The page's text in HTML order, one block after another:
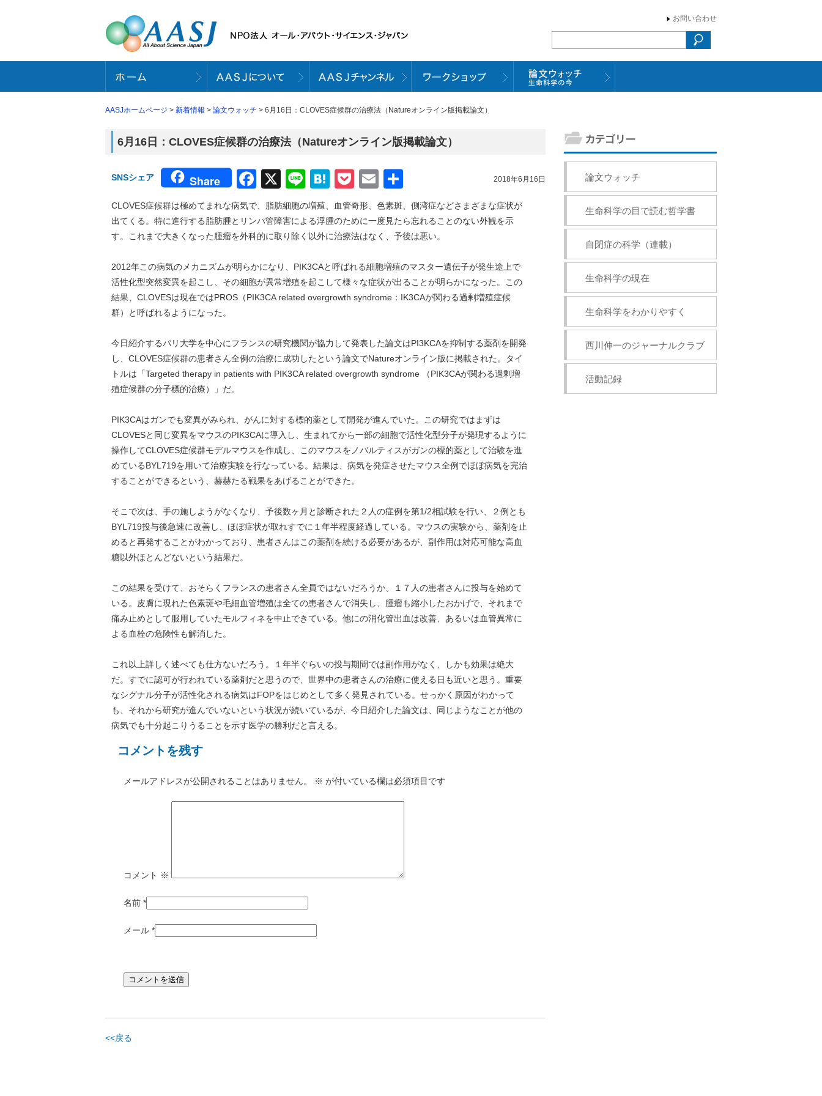
お問い合わせ
AASJホームページ > 新着情報 > 論文ウォッチ > 6月16日：CLOVES症候群の治療法（Natureオンライン版掲載論文）
6月16日：CLOVES症候群の治療法（Natureオンライン版掲載論文）
2018年6月16日
SNSシェア Share Facebook
X LineHatena
Pocket
Email
有
CLOVES症候群は極めてまれな病気で、脂肪細胞の増殖、血管奇形、色素斑、側湾症などさまざまな症状が
出てくる。特に進行する脂肪腫とリンパ管障害による浮腫のために一度見たら忘れることのない外観を示
す。これまで大きくなった腫瘤を外科的に取り除く以外に治療法はなく、予後は悪い。
2012年この病気のメカニズムが明らかになり、PIK3CAと呼ばれる細胞増殖のマスター遺伝子が発生途上で
活性化型突然変異を起こし、その細胞が異常増殖を起こして様々な症状が出ることが明らかになった。この
結果、CLOVESは現在ではPROS（PIK3CA related overgrowth syndrome：IK3CAが関わる過剰増殖症候
群）と呼ばれるようになった。
今日紹介するパリ大学を中心にフランスの研究機関が協力して発表した論文はPI3KCAを抑制する薬剤を開発
し、CLOVES症候群の患者さん全例の治療に成功したという論文でNatureオンライン版に掲載された。タイ
トルは「Targeted therapy in patients with PIK3CA related overgrowth syndrome （PIK3CAが関わる過剰増
殖症候群の分子標的治療）」だ。
PIK3CAはガンでも変異がみられ、がんに対する標的薬として開発が進んでいた。この研究ではまずは
CLOVESと同じ変異をマウスのPIK3CAに導入し、生まれてから一部の細胞で活性化型分子が発現するように
操作してCLOVES症候群モデルマウスを作成し、このマウスをノバルティスがガンの標的薬として治験を進
めているBYL719を用いて治療実験を行なっている。結果は、病気を発症させたマウス全例でほぼ病気を完治
することができるという、赫赫たる戦果をあげることができた。
そこで次は、手の施しようがなくなり、予後数ヶ月と診断された２人の症例を第1/2相試験を行い、２例とも
BYL719投与後急速に改善し、ほぼ症状が取れすでに１年半程度経過している。マウスの実験から、薬剤を止
めると再発することがわかっており、患者さんはこの薬剤を続ける必要があるが、副作用は対応可能な高血
糖以外ほとんどないという結果だ。
この結果を受けて、おそらくフランスの患者さん全員ではないだろうか、１７人の患者さんに投与を始めて
いる。皮膚に現れた色素斑や毛細血管増殖は全ての患者さんで消失し、腫瘤も縮小したおかげで、それまで
痛み止めとして服用していたモルフィネを中止できている。他にの消化管出血は改善、あるいは血管異常に
よる血栓の危険性も解消した。
これ以上詳しく述べても仕方ないだろう。１年半ぐらいの投与期間では副作用がなく、しかも効果は絶大
だ。すでに認可が行われている薬剤だと思うので、世界中の患者さんの治療に使える日も近いと思う。重要
なシグナル分子が活性化される病気はFOPをはじめとして多く発見されている。せっかく原因がわかって
も、それから研究が進んでいないという状況が続いているが、今日紹介した論文は、同じようなことが他の
病気でも十分起こりうることを示す医学の勝利だと言える。
コメントを残す
メールアドレスが公開されることはありません。 ※ が付いている欄は必須項目です
コメント ※
名前 *
メール *
<<戻る
論文ウォッチ
生命科学の目で読む哲学書
自閉症の科学（連載）
生命科学の現在
生命科学をわかりやすく
西川伸一のジャーナルクラブ
活動記録